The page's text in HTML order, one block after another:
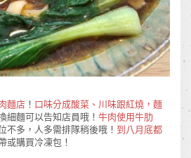
麵店 ！ 口味分成酸菜、川味跟紅燒，麵
細麵可以告知店員哦！ 牛肉使用牛肋
不多，人多需排隊稍後哦！ 到八月底都
或購買冷凍包！